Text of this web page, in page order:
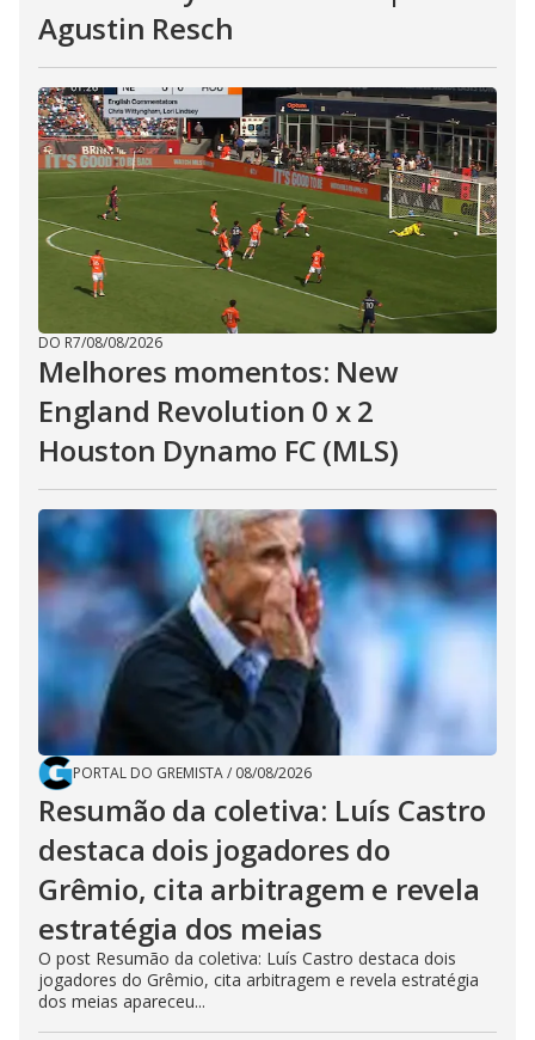
Agustin Resch
DO R7/08/08/2026
Melhores momentos: New
England Revolution 0 x 2
Houston Dynamo FC (MLS)
PORTAL DO GREMISTA/ 08/08/2026
Resumão da coletiva: Luís Castro
destaca dois jogadores do
Grêmio, cita arbitragem e revela
estratégia dos meias
O post Resumão da coletiva: Luís Castro destaca dois
jogadores do Grêmio, cita arbitragem e revela estratégia
dos meias apareceu...